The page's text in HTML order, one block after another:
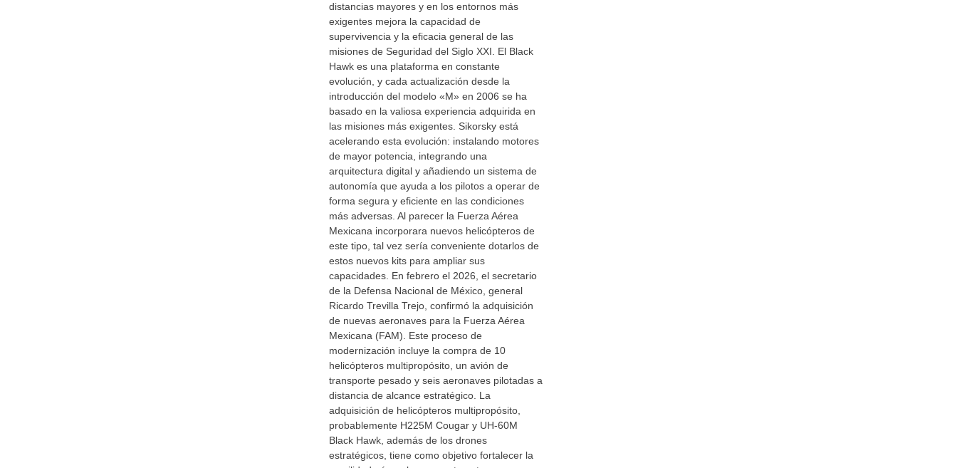
distancias mayores y en los entornos más
exigentes mejora la capacidad de
supervivencia y la eficacia general de las
misiones de Seguridad del Siglo XXI. El Black
Hawk es una plataforma en constante
evolución, y cada actualización desde la
introducción del modelo «M» en 2006 se ha
basado en la valiosa experiencia adquirida en
las misiones más exigentes. Sikorsky está
acelerando esta evolución: instalando motores
de mayor potencia, integrando una
arquitectura digital y añadiendo un sistema de
autonomía que ayuda a los pilotos a operar de
forma segura y eficiente en las condiciones
más adversas. Al parecer la Fuerza Aérea
Mexicana incorporara nuevos helicópteros de
este tipo, tal vez sería conveniente dotarlos de
estos nuevos kits para ampliar sus
capacidades. En febrero el 2026, el secretario
de la Defensa Nacional de México, general
Ricardo Trevilla Trejo, confirmó la adquisición
de nuevas aeronaves para la Fuerza Aérea
Mexicana (FAM). Este proceso de
modernización incluye la compra de 10
helicópteros multipropósito, un avión de
transporte pesado y seis aeronaves pilotadas a
distancia de alcance estratégico. La
adquisición de helicópteros multipropósito,
probablemente H225M Cougar y UH-60M
Black Hawk, además de los drones
estratégicos, tiene como objetivo fortalecer la